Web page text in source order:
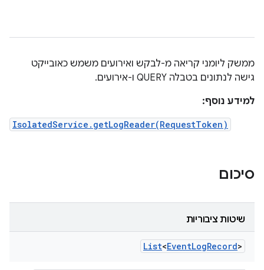
ממשק ליומני קריאה מ-לבקש ואירועים משמש כאובייקט
גישה לנתונים בטבלה QUERY ו-אירועים.
למידע נוסף:
IsolatedService.getLogReader(RequestToken)
סיכום
שיטות ציבוריות
List<EventLogRecord>